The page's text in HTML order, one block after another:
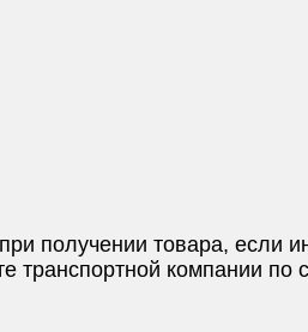
получении товара, если
транспортной компании по